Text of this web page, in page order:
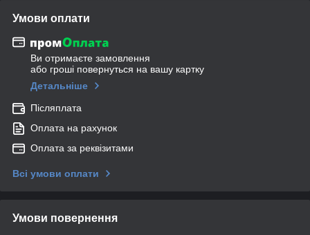
Умови оплати
Ви отримаєте замовлення
або гроші повернуться на вашу картку
Детальніше
Післяплата
Оплата на рахунок
Оплата за реквізитами
Всі умови оплати
Умови повернення